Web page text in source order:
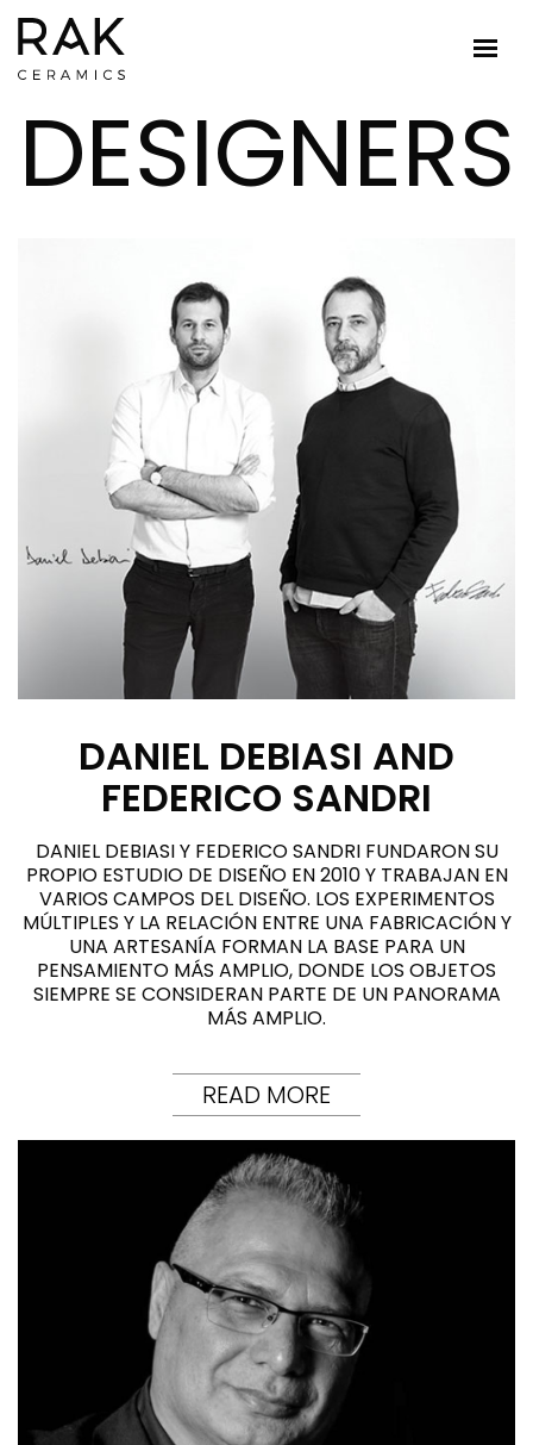
DESIGNERS
DANIEL DEBIASI AND
FEDERICO SANDRI
DANIEL DEBIASI Y FEDERICO SANDRI FUNDARON SU
PROPIO ESTUDIO DE DISEÑO EN 2010 Y TRABAJAN EN
VARIOS CAMPOS DEL DISEÑO. LOS EXPERIMENTOS
MÚLTIPLES Y LA RELACIÓN ENTRE UNA FABRICACIÓN Y
UNA ARTESANÍA FORMAN LA BASE PARA UN
PENSAMIENTO MÁS AMPLIO, DONDE LOS OBJETOS
SIEMPRE SE CONSIDERAN PARTE DE UN PANORAMA
MÁS AMPLIO.
READ MORE